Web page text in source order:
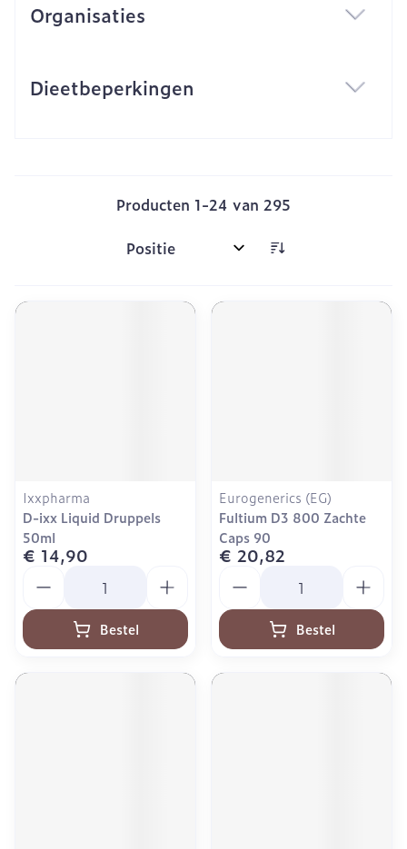
Organisaties
Dieetbeperkingen
Producten 1-24 van 295
Sorteer op:
Ixxpharma
D-ixx Liquid Druppels
50ml
€ 14,90
Bestel
Eurogenerics (EG)
Fultium D3 800 Zachte
Caps 90
€ 20,82
Bestel